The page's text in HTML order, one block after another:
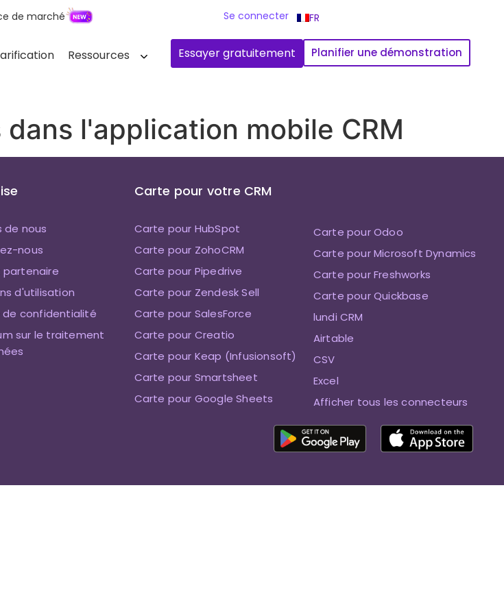
de marché Se connecter FR
Ressources Essayer gratuitement Planifier une démonstration
l'application mobile CRM
de nous
nous
partenaire
d'utilisation
de confidentialité
sur le traitement
Carte pour votre CRM
Carte pour HubSpot
Carte pour ZohoCRM
Carte pour Pipedrive
Carte pour Zendesk Sell
Carte pour SalesForce
Carte pour Creatio
Carte pour Keap (Infusionsoft)
Carte pour Smartsheet
Carte pour Google Sheets
Carte pour Odoo
Carte pour Microsoft Dynamics
Carte pour Freshworks
Carte pour Quickbase
lundi CRM
Airtable
CSV
Excel
Afficher tous les connecteurs